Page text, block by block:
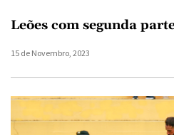
Leões com segunda
15 de Novembro, 2023